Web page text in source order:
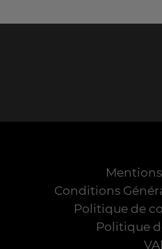
Conditions
Politique de
Politique